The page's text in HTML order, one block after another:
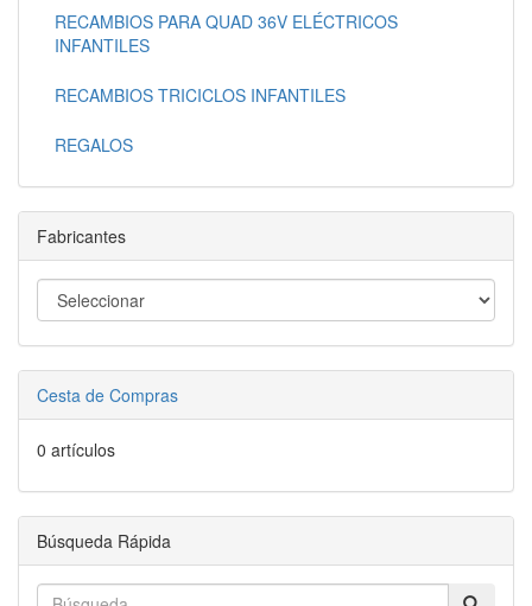
RECAMBIOS PARA QUAD 36V ELÉCTRICOS
INFANTILES
RECAMBIOS TRICICLOS INFANTILES
REGALOS
Fabricantes
Cesta de Compras
0 artículos
Búsqueda Rápida